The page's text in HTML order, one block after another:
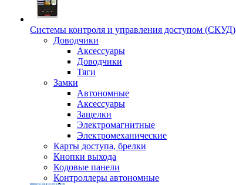
Системы контроля и управления доступом (СКУД)
Доводчики
Аксессуары
Доводчики
Тяги
Замки
Автономные
Аксессуары
Защелки
Электромагнитные
Электромеханические
Карты доступа, брелки
Кнопки выхода
Кодовые панели
Контроллеры автономные